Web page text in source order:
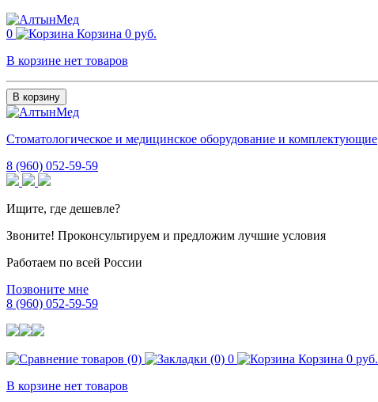
0 Корзина 0 руб.
В корзине нет товаров
В корзину
Стоматологическое и медицинское оборудование и комплектующие
8 (960) 052-59-59
Ищите, где дешевле?
Звоните! Проконсультируем и предложим лучшие условия
Работаем по всей России
Позвоните мне
8 (960) 052-59-59
0 Корзина 0 руб.
В корзине нет товаров